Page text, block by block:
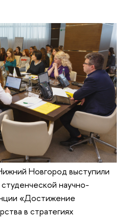
Новгород выступили
научно-
«Достижение
в стратегиях